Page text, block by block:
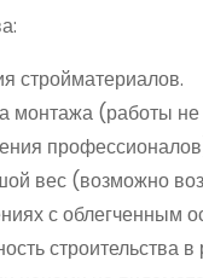
стройматериалов.
монтажа (работы
вес (возможно
с облегченным
строительства в